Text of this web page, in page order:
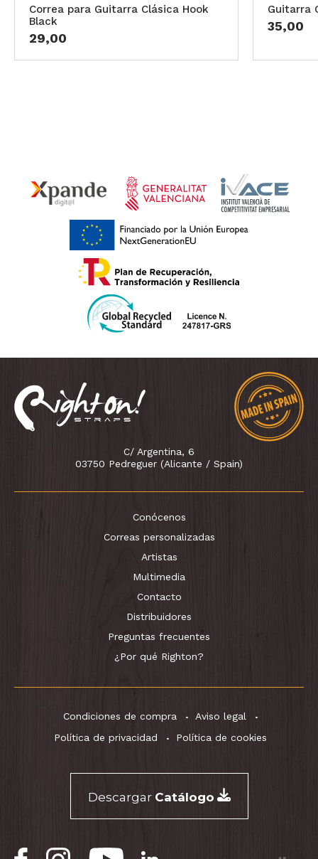
Correa para Guitarra Clásica Hook
Black
29,00
Guitarra
35,00
C/ Argentina, 6
03750 Pedreguer (Alicante / Spain)
Conócenos
Correas personalizadas
Artistas
Multimedia
Contacto
Distribuidores
Preguntas frecuentes
¿Por qué Righton?
Condiciones de compra
Aviso legal
Política de privacidad
Política de cookies
Descargar Catálogo